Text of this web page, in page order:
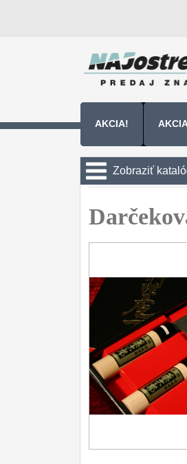
AKCIA!
Zobraziť
Sady nožov 9
Univerzálny nože
Nože na ovoce a
Santoku nože
Nože NAKIRI 17
Filetovací nože